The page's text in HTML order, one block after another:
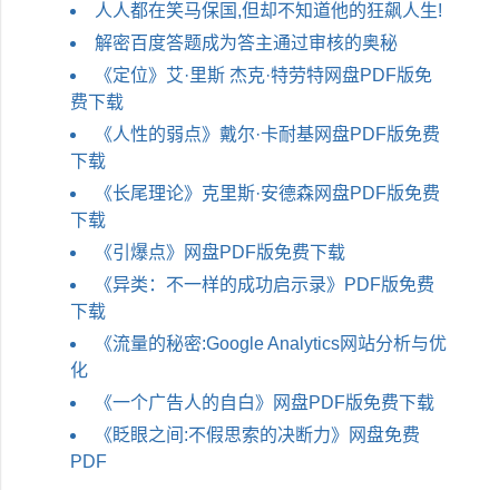
人人都在笑马保国,但却不知道他的狂飙人生!
解密百度答题成为答主通过审核的奥秘
《定位》艾·里斯 杰克·特劳特网盘PDF版免
费下载
《人性的弱点》戴尔·卡耐基网盘PDF版免费
下载
《长尾理论》克里斯·安德森网盘PDF版免费
下载
《引爆点》网盘PDF版免费下载
《异类：不一样的成功启示录》PDF版免费
下载
《流量的秘密:Google Analytics网站分析与优
化
《一个广告人的自白》网盘PDF版免费下载
《眨眼之间:不假思索的决断力》网盘免费
PDF